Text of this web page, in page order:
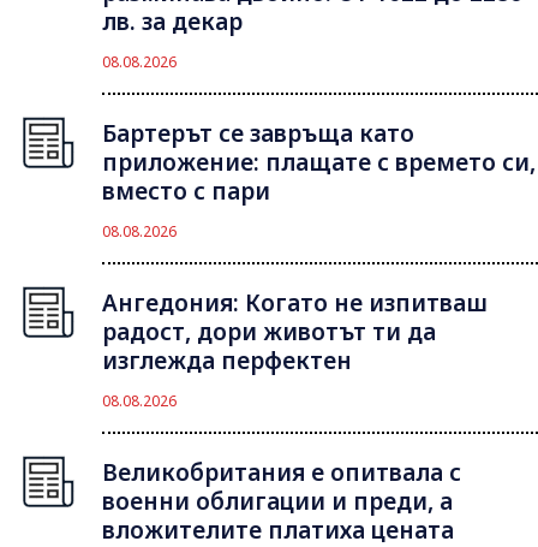
лв. за декар
08.08.2026
Бартерът се завръща като
приложение: плащате с времето си,
вместо с пари
08.08.2026
Ангедония: Когато не изпитваш
радост, дори животът ти да
изглежда перфектен
08.08.2026
Великобритания е опитвала с
военни облигации и преди, а
вложителите платиха цената